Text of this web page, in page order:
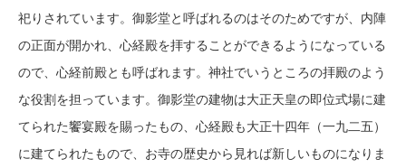
祀りされています。御影堂と呼ばれるのはそのためですが、内陣
の正面が開かれ、心経殿を拝することができるようになっている
ので、心経前殿とも呼ばれます。神社でいうところの拝殿のよう
な役割を担っています。御影堂の建物は大正天皇の即位式場に建
てられた饗宴殿を賜ったもの、心経殿も大正十四年（一九二五）
に建てられたもので、お寺の歴史から見れば新しいものになりま